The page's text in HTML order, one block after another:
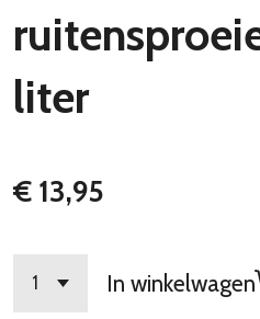
liter
€ 13,95
In winkelwagen